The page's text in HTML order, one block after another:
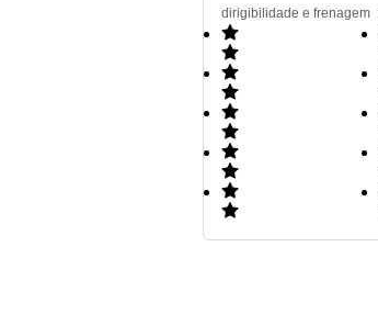
dirigibilidade e frenagem